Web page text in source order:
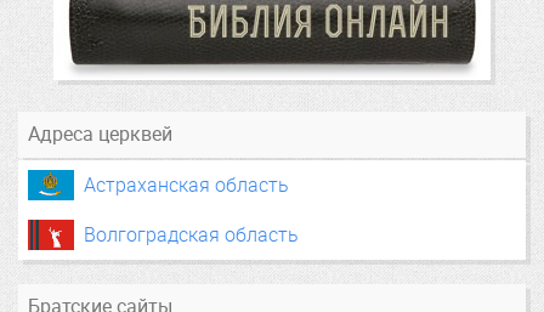
Адреса церквей
Астраханская область
Волгоградская область
Братские сайты